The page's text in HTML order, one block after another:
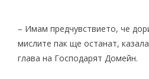
– Имам предчувствието, че
мислите пак ще останат,
глава на Господарят Домейн.